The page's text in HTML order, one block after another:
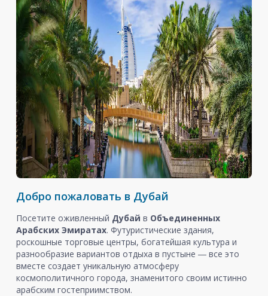
Добро пожаловать в Дубай
Посетите оживленный Дубай в Объединенных
Арабских Эмиратах. Футуристические здания,
роскошные торговые центры, богатейшая культура и
разнообразие вариантов отдыха в пустыне ― все это
вместе создает уникальную атмосферу
космополитичного города, знаменитого своим истинно
арабским гостеприимством.